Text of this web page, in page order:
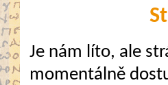
Je nám líto, ale
momentálně